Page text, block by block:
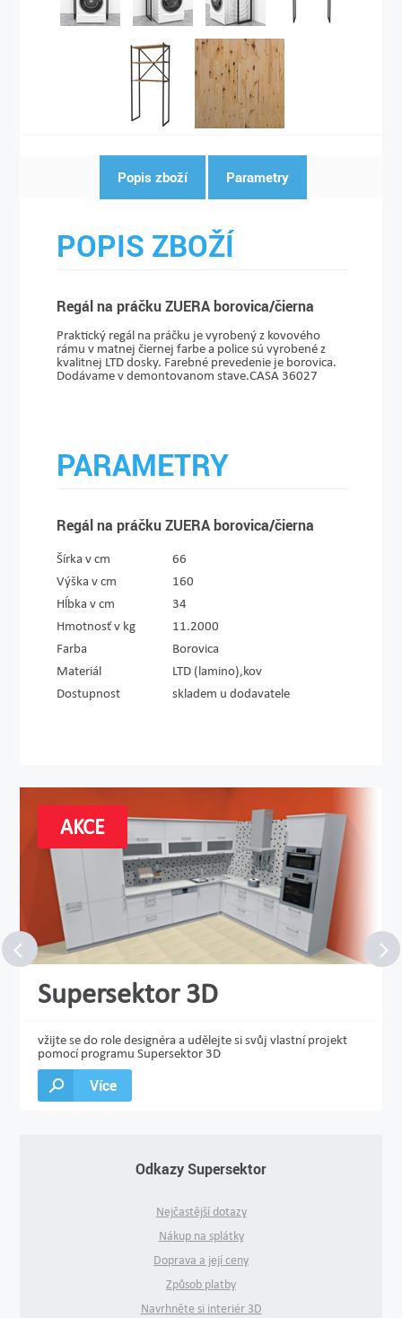
Popis zboží Parametry
POPIS ZBOŽÍ
Regál na práčku ZUERA borovica/čierna
Praktický regál na práčku je vyrobený z kovového
rámu v matnej čiernej farbe a police sú vyrobené z
kvalitnej LTD dosky. Farebné prevedenie je borovica.
Dodávame v demontovanom stave.CASA 36027
PARAMETRY
Regál na práčku ZUERA borovica/čierna
Šírka v cm
66
Výška v cm
160
Hĺbka v cm
34
Hmotnosť v kg
11.2000
Farba
Borovica
Materiál
LTD (lamino),kov
Dostupnost
skladem u dodavatele
AKCE
Supersektor 3D
vžijte se do role designéra a udělejte si svůj vlastní projekt
pomocí programu Supersektor 3D
Více
Odkazy Supersektor
Nejčastější dotazy
Nákup na splátky
Doprava a její ceny
Způsob platby
Navrhněte si interiér 3D